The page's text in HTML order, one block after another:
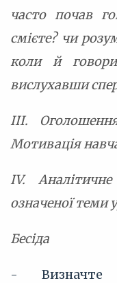
часто почав
смієте? чи
коли й
вислухавши
III.
Мотивація
IV.
означеної теми
Бесіда
- Визначте